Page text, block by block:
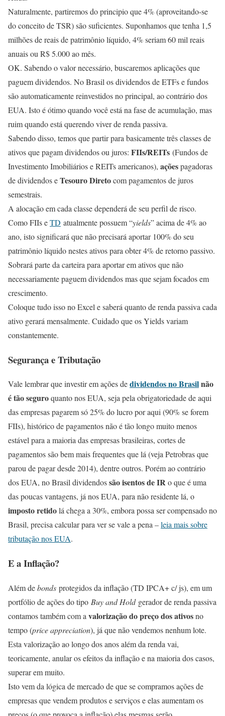
Naturalmente, partiremos do principio que 4% (aproveitando-se
do conceito de TSR) são suficientes. Suponhamos que tenha 1,5
milhões de reais de patrimônio líquido, 4% seriam 60 mil reais
anuais ou R$ 5.000 ao mês.
OK. Sabendo o valor necessário, buscaremos aplicações que
paguem dividendos. No Brasil os dividendos de ETFs e fundos
são automaticamente reinvestidos no principal, ao contrário dos
EUA. Isto é ótimo quando você está na fase de acumulação, mas
ruim quando está querendo viver de renda passiva.
Sabendo disso, temos que partir para basicamente três classes de
ativos que pagam dividendos ou juros: FIIs/REITs (Fundos de
Investimento Imobiliários e REITs americanos), açõespagadoras
de dividendos eTesouro Diretocom pagamentos de juros
semestrais.
A alocação em cada classe dependerá de seu perfil de risco.
Como FIIs eTD atualmente possuem “yields” acima de 4% ao
ano, isto significará que não precisará aportar 100% do seu
patrimônio líquido nestes ativos para obter 4% de retorno passivo.
Sobrará parte da carteira para aportar em ativos que não
necessariamente paguem dividendos mas que sejam focados em
crescimento.
Coloque tudo isso no Excel e saberá quanto de renda passiva cada
ativo gerará mensalmente. Cuidado que os Yields variam
constantemente.
Segurança e Tributação
Vale lembrar que investir em ações dedividendos no Brasilnão
é tão seguroquanto nos EUA, seja pela obrigatoriedade de aqui
das empresas pagarem só 25% do lucro por aqui (90% se forem
FIIs), histórico de pagamentos não é tão longo muito menos
estável para a maioria das empresas brasileiras, cortes de
pagamentos são bem mais frequentes que lá (veja Petrobras que
parou de pagar desde 2014), dentre outros. Porém ao contrário
dos EUA, no Brasil dividendossão isentos de IRo que é uma
das poucas vantagens, já nos EUA, para não residente lá, o
imposto retidolá chega a 30%, embora possa ser compensado no
Brasil, precisa calcular para ver se vale a pena –leia mais sobre
tributação nos EUA.
E a Inflação?
Além debonds protegidos da inflação (TD IPCA+ c/ js), em um
portfólio de ações do tipo Buy and Holdgerador de renda passiva
contamos também com a valorização do preço dos ativosno
tempo (price appreciation), já que não vendemos nenhum lote.
Esta valorização ao longo dos anos além da renda vai,
teoricamente, anular os efeitos da inflação e na maioria dos casos,
superar em muito.
Isto vem da lógica de mercado de que se compramos ações de
empresas que vendem produtos e serviços e elas aumentam os